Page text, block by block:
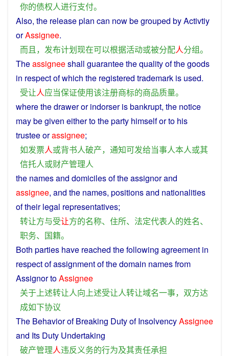
你的债权人进行支付。
Also, the releaseplan can nowbegrouped byActivtiy
orAssignee.
而且， 发布计划现在可以根据活动或被分配人分组。
Theassigneeshall guaranteethequalityofthegoods
in respect of which the registered trademark is used.
受让人应当保证使用该注册商标的商品质量。
where the drawerorindorser isbankrupt, the notice
maybegiven either to theparty himselforto his
trusteeorassignee;
如发票人或背书人破产， 通知可发给当事人本人或其
信托人或财产管理人
the namesand domicilesoftheassignorand
assignee, and the names, positionsand nationalities
of theirlegal representatives;
转让方与受让方的名称、 住所、 法定代表人的姓名、
职务、 国籍。
Both parties have reached thefollowing agreement in
respectofassignmentof the domain names from
Assignor toAssignee
关于上述转让人向上述受让人转让域名一事， 双方达
成如下协议
The BehaviorofBreaking DutyofInsolvencyAssignee
and Its Duty Undertaking
破产管理人违反义务的行为及其责任承担